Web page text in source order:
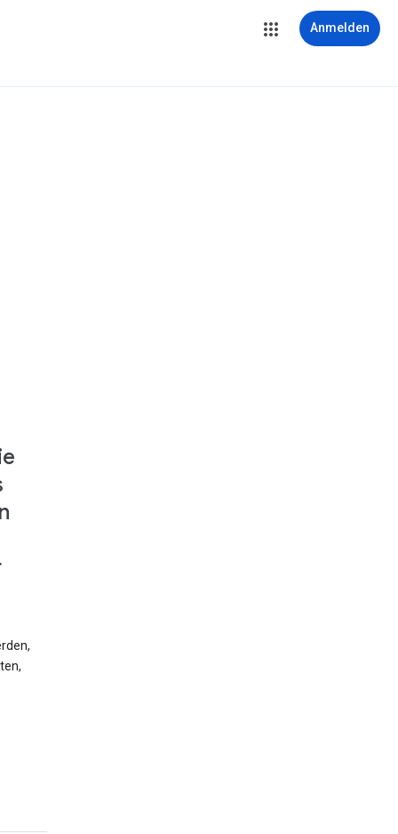
Anmelden